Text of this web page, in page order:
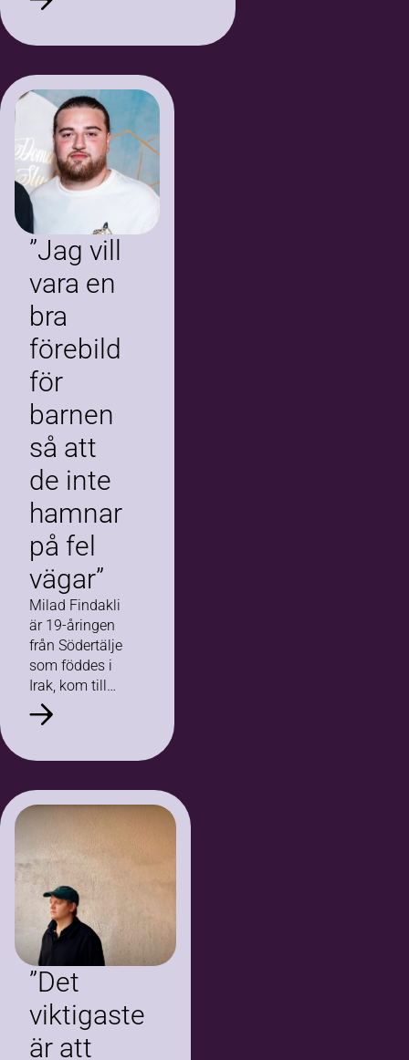
och frågor om vad det
”Jag vill
vara en
bra
förebild
för
barnen
så att
de inte
hamnar
på fel
vägar”
Milad Findakli
är 19-åringen
från Södertälje
som föddes i
Irak, kom till
Sverige som
barn och
för hur man
kombinerar
skola, jobb och
cirkelledarskap,
med strålande
resultat.
”Det
viktigaste
är att